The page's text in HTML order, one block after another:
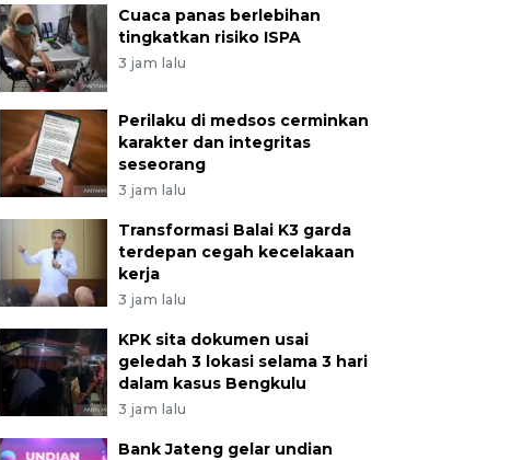
Cuaca panas berlebihan
tingkatkan risiko ISPA
3 jam lalu
Perilaku di medsos cerminkan
karakter dan integritas
seseorang
3 jam lalu
Transformasi Balai K3 garda
terdepan cegah kecelakaan
kerja
3 jam lalu
KPK sita dokumen usai
geledah 3 lokasi selama 3 hari
dalam kasus Bengkulu
3 jam lalu
Bank Jateng gelar undian